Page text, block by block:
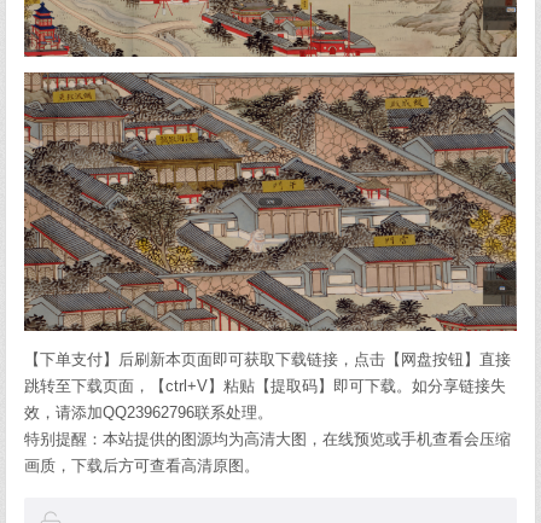
【下单支付】后刷新本页面即可获取下载链接，点击【网盘按钮】直接
跳转至下载页面，【ctrl+V】粘贴【提取码】即可下载。如分享链接失
效，请添加QQ23962796联系处理。
特别提醒：本站提供的图源均为高清大图，在线预览或手机查看会压缩
画质，下载后方可查看高清原图。